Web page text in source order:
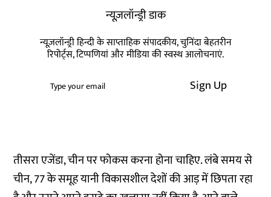
न्यूज़लॉन्ड्री डाक
न्यूज़लॉन्ड्री हिन्दी के साप्ताहिक संपादकीय, चुनिंदा बेहतरीन
रिपोर्ट्स, टिप्पणियां और मीडिया की स्वस्थ आलोचनाएं.
Sign Up
तीसरा एजेंडा, चीन पर फोकस करना होना चाहिए. लंबे समय से
चीन, 77 के समूह यानी विकासशील देशों की आड़ में छिपता रहा